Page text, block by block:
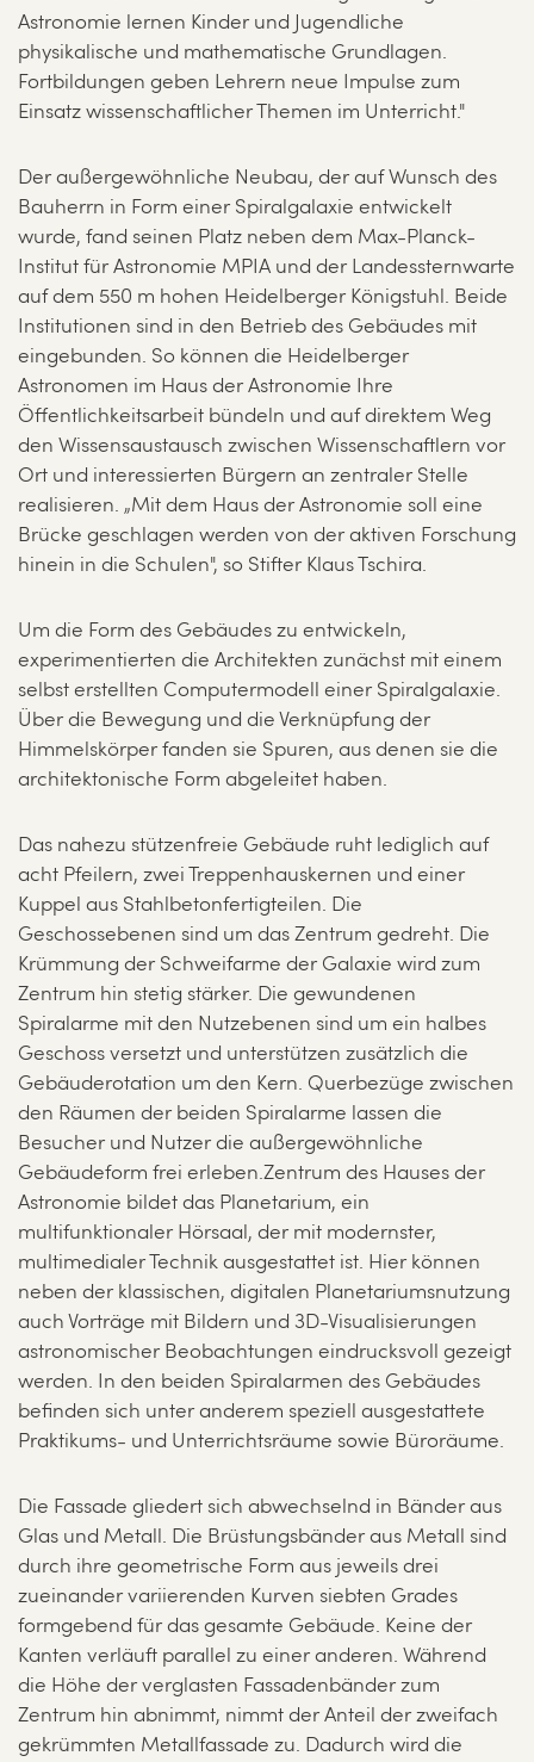
Astronomie lernen Kinder und Jugendliche
physikalische und mathematische Grundlagen.
Fortbildungen geben Lehrern neue Impulse zum
Einsatz wissenschaftlicher Themen im Unterricht."
Der außergewöhnliche Neubau, der auf Wunsch des
Bauherrn in Form einer Spiralgalaxie entwickelt
wurde, fand seinen Platz neben dem Max-Planck-
Institut für Astronomie MPIA und der Landessternwarte
auf dem 550 m hohen Heidelberger Königstuhl. Beide
Institutionen sind in den Betrieb des Gebäudes mit
eingebunden. So können die Heidelberger
Astronomen im Haus der Astronomie Ihre
Öffentlichkeitsarbeit bündeln und auf direktem Weg
den Wissensaustausch zwischen Wissenschaftlern vor
Ort und interessierten Bürgern an zentraler Stelle
realisieren. „Mit dem Haus der Astronomie soll eine
Brücke geschlagen werden von der aktiven Forschung
hinein in die Schulen", so Stifter Klaus Tschira.
Um die Form des Gebäudes zu entwickeln,
experimentierten die Architekten zunächst mit einem
selbst erstellten Computermodell einer Spiralgalaxie.
Über die Bewegung und die Verknüpfung der
Himmelskörper fanden sie Spuren, aus denen sie die
architektonische Form abgeleitet haben.
Das nahezu stützenfreie Gebäude ruht lediglich auf
acht Pfeilern, zwei Treppenhauskernen und einer
Kuppel aus Stahlbetonfertigteilen. Die
Geschossebenen sind um das Zentrum gedreht. Die
Krümmung der Schweifarme der Galaxie wird zum
Zentrum hin stetig stärker. Die gewundenen
Spiralarme mit den Nutzebenen sind um ein halbes
Geschoss versetzt und unterstützen zusätzlich die
Gebäuderotation um den Kern. Querbezüge zwischen
den Räumen der beiden Spiralarme lassen die
Besucher und Nutzer die außergewöhnliche
Gebäudeform frei erleben.Zentrum des Hauses der
Astronomie bildet das Planetarium, ein
multifunktionaler Hörsaal, der mit modernster,
multimedialer Technik ausgestattet ist. Hier können
neben der klassischen, digitalen Planetariumsnutzung
auch Vorträge mit Bildern und 3D-Visualisierungen
astronomischer Beobachtungen eindrucksvoll gezeigt
werden. In den beiden Spiralarmen des Gebäudes
befinden sich unter anderem speziell ausgestattete
Praktikums- und Unterrichtsräume sowie Büroräume.
Die Fassade gliedert sich abwechselnd in Bänder aus
Glas und Metall. Die Brüstungsbänder aus Metall sind
durch ihre geometrische Form aus jeweils drei
zueinander variierenden Kurven siebten Grades
formgebend für das gesamte Gebäude. Keine der
Kanten verläuft parallel zu einer anderen. Während
die Höhe der verglasten Fassadenbänder zum
Zentrum hin abnimmt, nimmt der Anteil der zweifach
gekrümmten Metallfassade zu. Dadurch wird die